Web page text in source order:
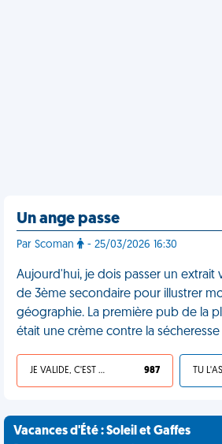
Un ange passe
Par Scoman - 25/03/2026 16:30
Aujourd'hui, je dois passer un extrait
de 3ème secondaire pour illustrer
géographie. La première pub de la
était une crème contre la sécheresse
JE VALIDE, C'EST UNE VDM 987
Vacances d'Été : Soleil et Gaffes